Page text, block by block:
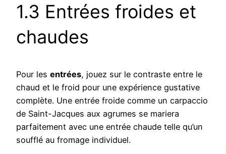
1.3 Entrées froides et
chaudes
Pour les entrées, jouez sur le contraste entre le
chaud et le froid pour une expérience gustative
complète. Une entrée froide comme un carpaccio
de Saint-Jacques aux agrumes se mariera
parfaitement avec une entrée chaude telle qu’un
soufflé au fromage individuel.